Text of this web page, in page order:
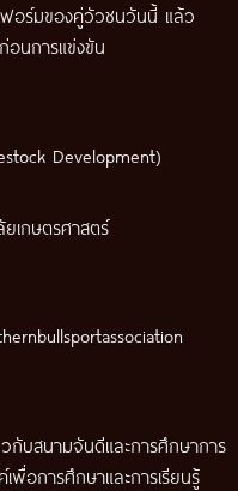
ฟอร์มของคู่วัวชนวันนี้ แล้ว
อนการแข่งขัน
Development)
เกษตรศาสตร์
กับสนามจันดีและการศึกษาการ
พื่อการศึกษาและการเรียนรู้